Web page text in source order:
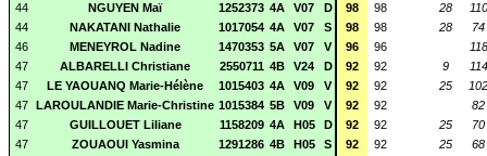
44
NGUYEN Maï 1252373 4A V07 D 98 98 28
110
44
NAKATANI Nathalie 1017054 4A V07 S 98 98 28
74
46
MENEYROL Nadine 1470353 5A V07 V 96 96
118
47
ALBARELLI Christiane 2550711 4B V24 D 92 92 9
114
47
LE YAOUANQ Marie-Hélène 1015403 4A V09 V 92 92 25
102
47 LAROULANDIE Marie-Christine 1015384 5B V09 V 92 92
82
47
GUILLOUET Liliane 1158209 4A H05 D 92 92 25
70
47
ZOUAOUI Yasmina 1291286 4B H05 S 92 92 25
68